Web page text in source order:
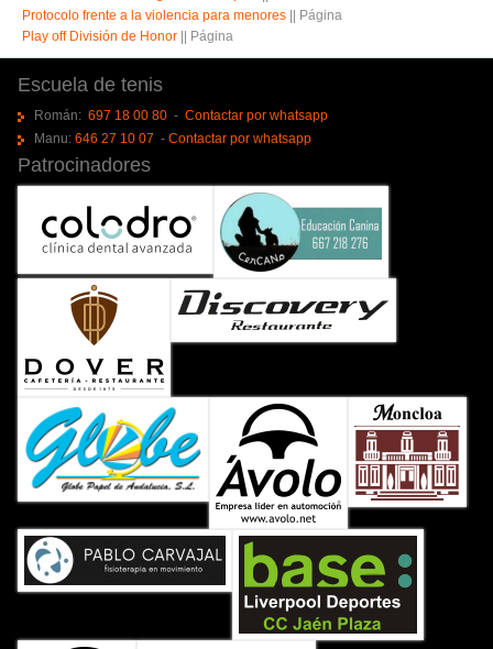
Protocolo frente a la violencia para menores
Página
Play off División de Honor
Página
Escuela de tenis
Román: 697 18 00 80- Contactar por whatsapp
Manu: 646 27 10 07 - Contactar por whatsapp
Patrocinadores